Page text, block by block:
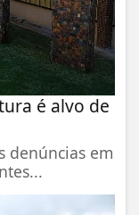
é alvo de
denúncias em